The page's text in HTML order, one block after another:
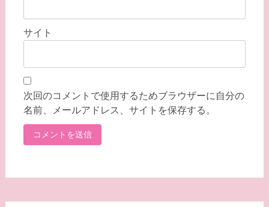
サイト
次回のコメントで使用するためブラウザーに自分の
名前、メールアドレス、サイトを保存する。